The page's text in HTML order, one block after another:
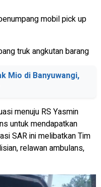
mobil pick up
truk angkutan barang
Mio di Banyuwangi,
menuju RS Yasmin
untuk mendapatkan
SAR ini melibatkan Tim
relawan ambulans,